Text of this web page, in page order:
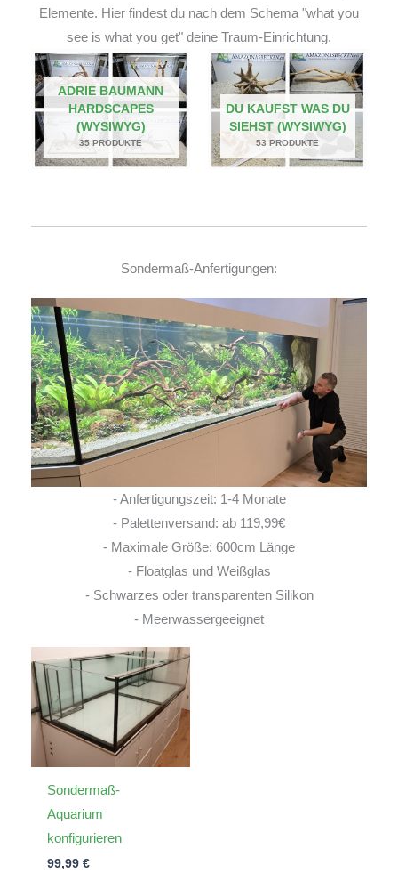
Elemente. Hier findest du nach dem Schema "what you
see is what you get" deine Traum-Einrichtung.
ADRIE BAUMANN
HARDSCAPES
(WYSIWYG)
35 PRODUKTE
DU KAUFST WAS DU
SIEHST (WYSIWYG)
53 PRODUKTE
Sondermaß-Anfertigungen:
- Anfertigungszeit: 1-4 Monate
- Palettenversand: ab 119,99€
- Maximale Größe: 600cm Länge
- Floatglas und Weißglas
- Schwarzes oder transparenten Silikon
- Meerwassergeeignet
Sondermaß-
Aquarium
konfigurieren
99,99 €